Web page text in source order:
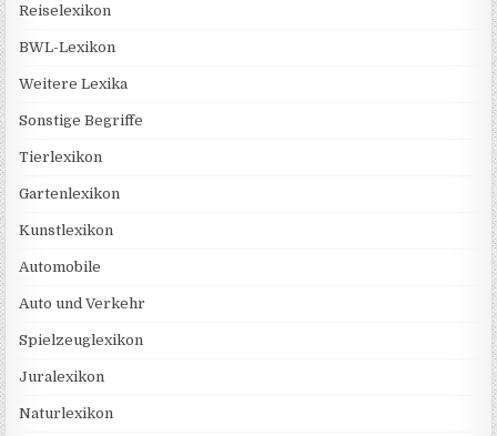
Reiselexikon
BWL-Lexikon
Weitere Lexika
Sonstige Begriffe
Tierlexikon
Gartenlexikon
Kunstlexikon
Automobile
Auto und Verkehr
Spielzeuglexikon
Juralexikon
Naturlexikon